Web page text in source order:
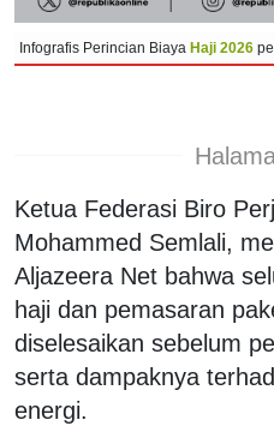
Infografis Perincian Biaya Haji 2026
Ketua Federasi Biro
Mohammed Semlali,
Aljazeera Net bahwa
haji dan pemasaran
diselesaikan sebelum
serta dampaknya
energi.